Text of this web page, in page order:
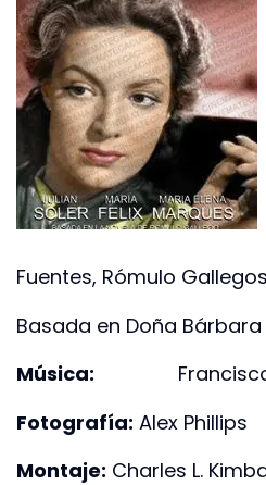
Fuentes, Rómulo Gallegos
Basada en Doña
Música:
Francisco
Fotografía: Alex Phillips
Montaje: Charles L.